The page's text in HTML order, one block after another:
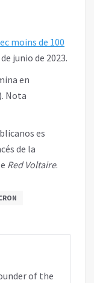
moins de 100
de junio de 2023.
en
Nota
es
de la
Red Voltaire.
of the